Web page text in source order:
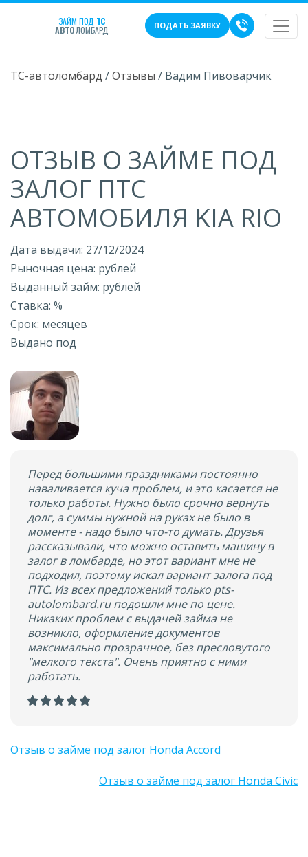
ЗАЙМ ПОД ТС
АВТОЛОМБАРД ПОДАТЬ ЗАЯВКУ
ТС-автоломбард /Отзывы / Вадим Пивоварчик
ОТЗЫВ О ЗАЙМЕ ПОД
ЗАЛОГ ПТС
АВТОМОБИЛЯ KIA RIO
Дата выдачи: 27/12/2024
Рыночная цена: рублей
Выданный займ: рублей
Ставка: %
Срок: месяцев
Выдано под
Перед большими праздниками постоянно
наваливается куча проблем, и это касается не
только работы. Нужно было срочно вернуть
долг, а суммы нужной на руках не было в
моменте - надо было что-то думать. Друзья
рассказывали, что можно оставить машину в
залог в ломбарде, но этот вариант мне не
подходил, поэтому искал вариант залога под
ПТС. Из всех предложений только pts-
autolombard.ru подошли мне по цене.
Никаких проблем с выдачей займа не
возникло, оформление документов
максимально прозрачное, без пресловутого
"мелкого текста". Очень приятно с ними
работать.
Отзыв о займе под залог Honda Accord
Отзыв о займе под залог Honda Civic